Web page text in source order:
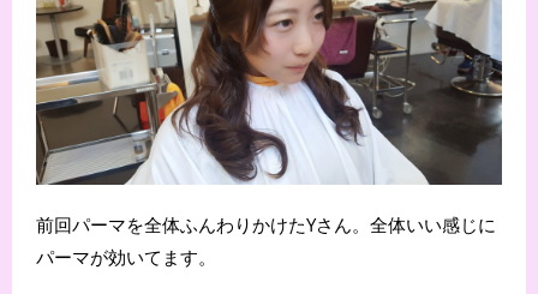
前回パーマを全体ふんわりかけたYさん。全体いい感じに
パーマが効いてます。